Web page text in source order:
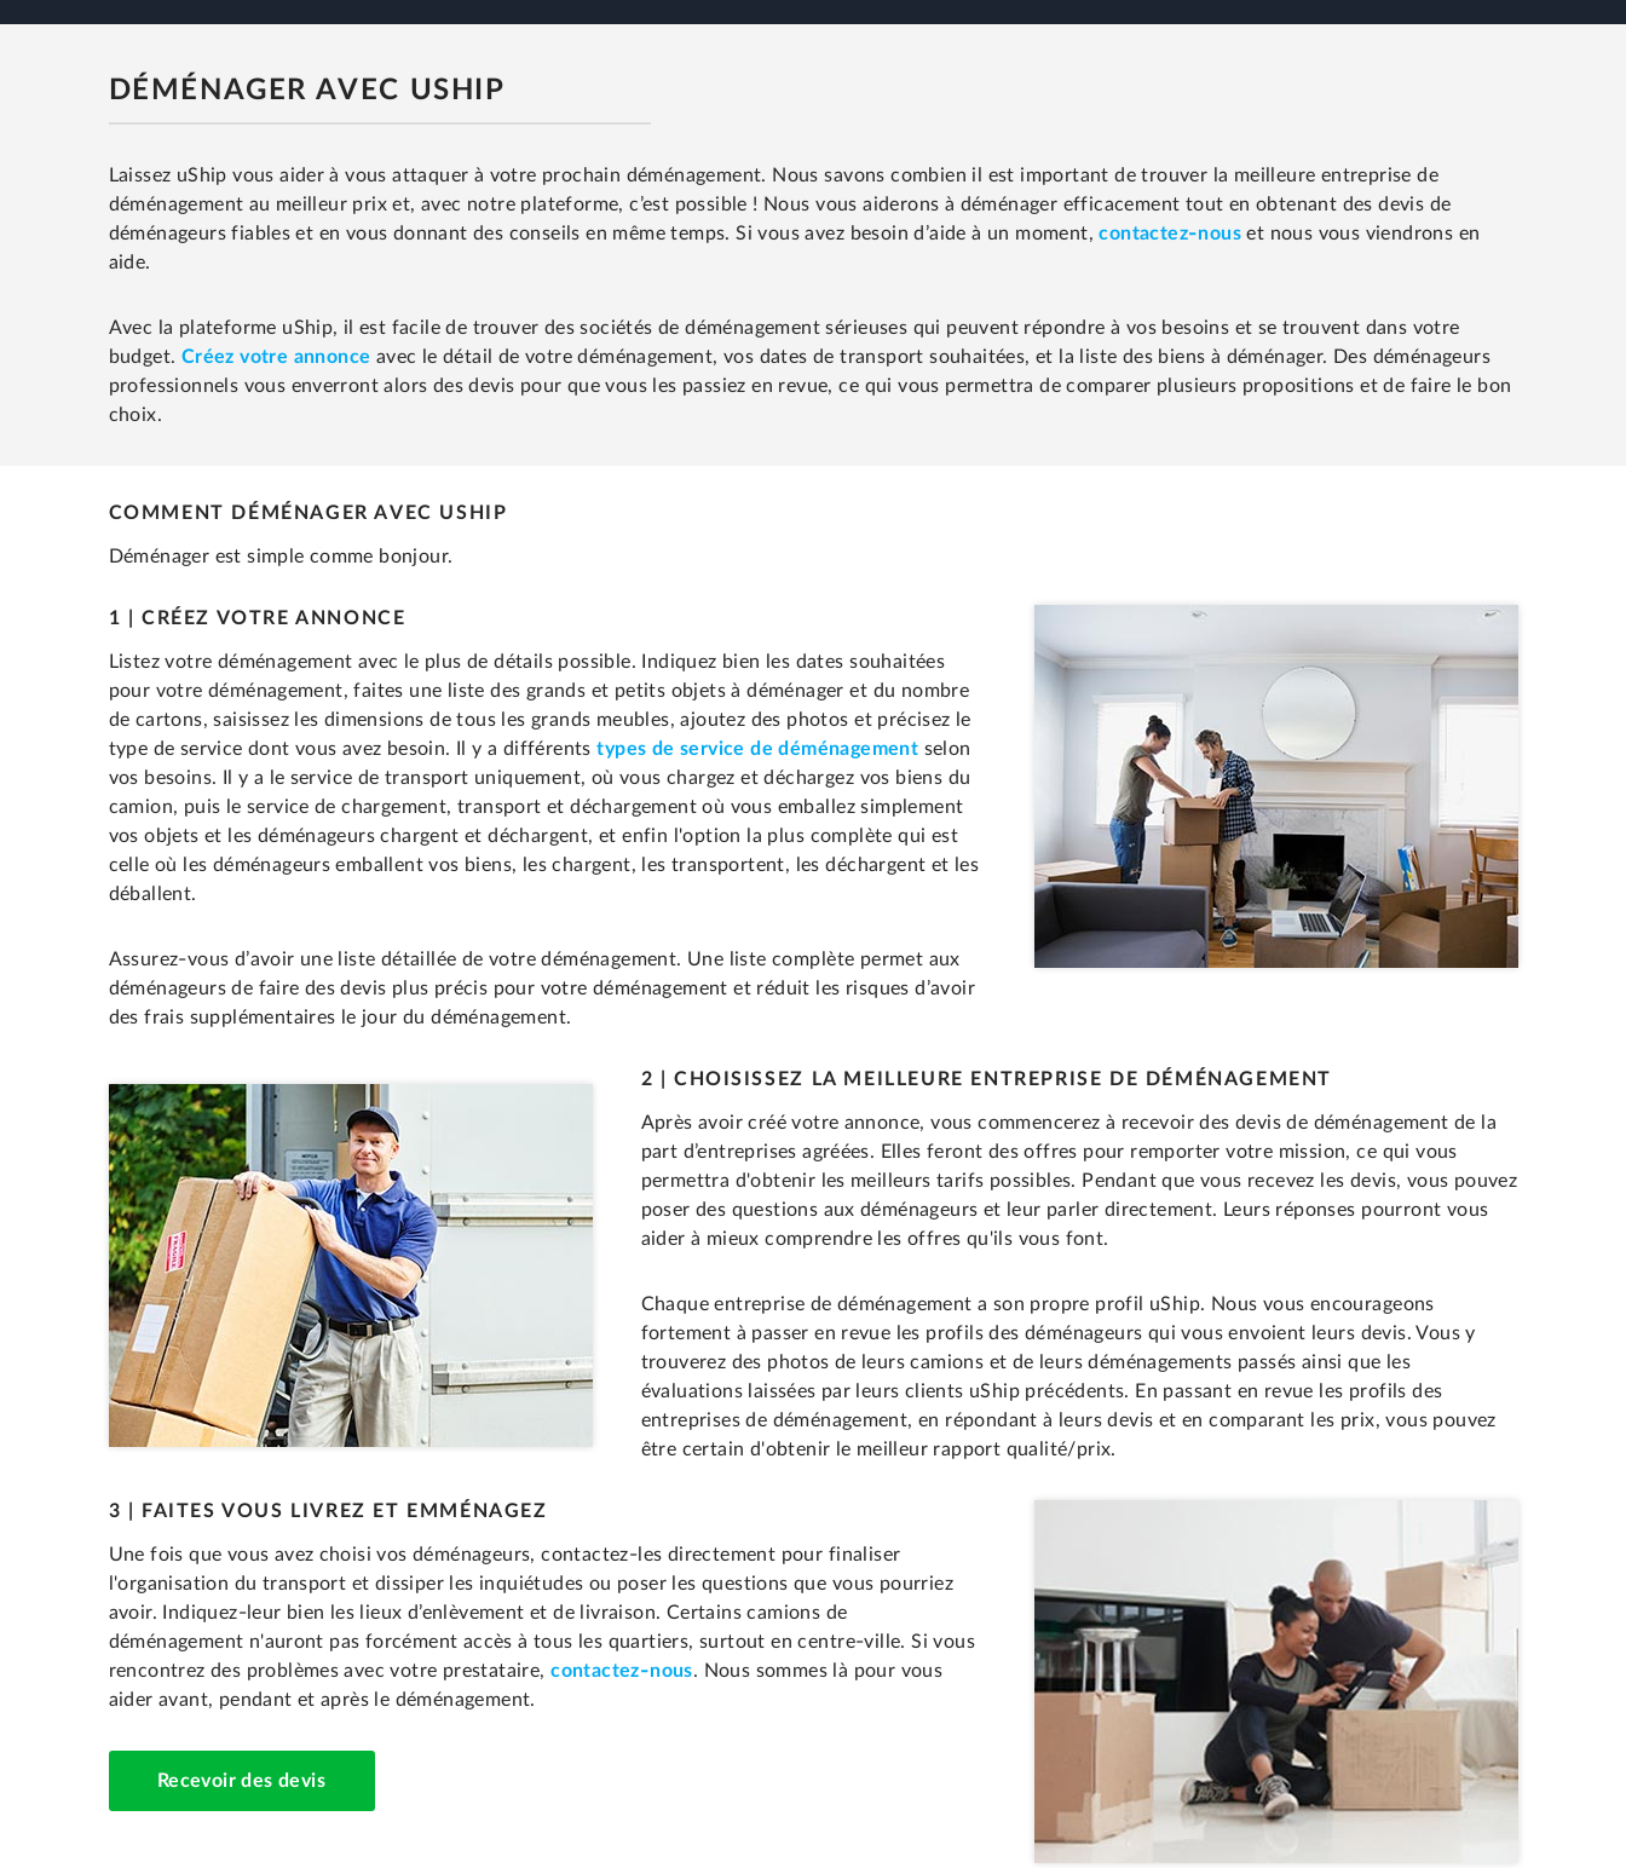
DÉMÉNAGER AVEC USHIP
Laissez uShip vous aider à vous attaquer à votre prochain déménagement. Nous savons combien il est important de trouver la meilleure entreprise de
déménagement au meilleur prix et, avec notre plateforme, c’est possible ! Nous vous aiderons à déménager efficacement tout en obtenant des devis de
déménageurs fiables et en vous donnant des conseils en même temps. Si vous avez besoin d’aide à un moment,contactez-nouset nous vous viendrons en
aide.
Avec la plateforme uShip, il est facile de trouver des sociétés de déménagement sérieuses qui peuvent répondre à vos besoins et se trouvent dans votre
budget. Créez votre annonce avec le détail de votre déménagement, vos dates de transport souhaitées, et la liste des biens à déménager. Des déménageurs
professionnels vous enverront alors des devis pour que vous les passiez en revue, ce qui vous permettra de comparer plusieurs propositions et de faire le bon
choix.
COMMENT DÉMÉNAGER AVEC USHIP
Déménager est simple comme bonjour.
1 | CRÉEZ VOTRE ANNONCE
Listez votre déménagement avec le plus de détails possible. Indiquez bien les dates souhaitées
pour votre déménagement, faites une liste des grands et petits objets à déménager et du nombre
de cartons, saisissez les dimensions de tous les grands meubles, ajoutez des photos et précisez le
type de service dont vous avez besoin. Il y a différentstypes de service de déménagement selon
vos besoins. Il y a le service de transport uniquement, où vous chargez et déchargez vos biens du
camion, puis le service de chargement, transport et déchargement où vous emballez simplement
vos objets et les déménageurs chargent et déchargent, et enfin l'option la plus complète qui est
celle où les déménageurs emballent vos biens, les chargent, les transportent, les déchargent et les
déballent.
Assurez-vous d’avoir une liste détaillée de votre déménagement. Une liste complète permet aux
déménageurs de faire des devis plus précis pour votre déménagement et réduit les risques d’avoir
des frais supplémentaires le jour du déménagement.
2 | CHOISISSEZ LA MEILLEURE ENTREPRISE DE DÉMÉNAGEMENT
Après avoir créé votre annonce, vous commencerez à recevoir des devis de déménagement de la
part d’entreprises agréées. Elles feront des offres pour remporter votre mission, ce qui vous
permettra d'obtenir les meilleurs tarifs possibles. Pendant que vous recevez les devis, vous pouvez
poser des questions aux déménageurs et leur parler directement. Leurs réponses pourront vous
aider à mieux comprendre les offres qu'ils vous font.
Chaque entreprise de déménagement a son propre profil uShip. Nous vous encourageons
fortement à passer en revue les profils des déménageurs qui vous envoient leurs devis. Vous y
trouverez des photos de leurs camions et de leurs déménagements passés ainsi que les
évaluations laissées par leurs clients uShip précédents. En passant en revue les profils des
entreprises de déménagement, en répondant à leurs devis et en comparant les prix, vous pouvez
être certain d'obtenir le meilleur rapport qualité/prix.
3 | FAITES VOUS LIVREZ ET EMMÉNAGEZ
Une fois que vous avez choisi vos déménageurs, contactez-les directement pour finaliser
l'organisation du transport et dissiper les inquiétudes ou poser les questions que vous pourriez
avoir. Indiquez-leur bien les lieux d’enlèvement et de livraison. Certains camions de
déménagement n'auront pas forcément accès à tous les quartiers, surtout en centre-ville. Si vous
rencontrez des problèmes avec votre prestataire,contactez-nous. Nous sommes là pour vous
aider avant, pendant et après le déménagement.
Recevoir des devis